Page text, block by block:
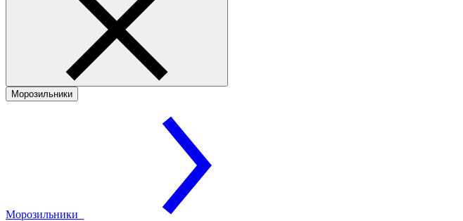
Морозильники
Морозильники